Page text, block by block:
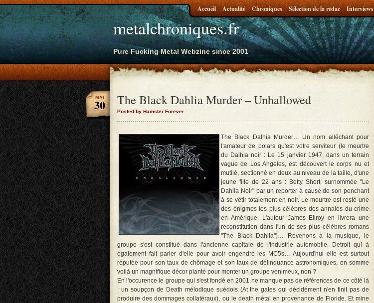
metalchroniques.fr
Pure Fucking Metal Webzine since 2001
Accueil Actualité Chroniques Sélection de la rédac Interviews
The Black Dahlia Murder – Unhallowed
Posted by Hamster Forever
MAI
30
The Black Dalhia Murder… Un nom alléchant pour
l'amateur de polars qu'est votre serviteur (le meurtre
du Dalhia noir : Le 15 janvier 1947, dans un terrain
vague de Los Angeles, est découvert le corps nu et
mutilé, sectionné en deux au niveau de la taille, d'une
jeune fille de 22 ans : Betty Short, surnommée "Le
Dahlia Noir" par un reporter à cause de son penchant
à se vêtir totalement en noir. Le meurtre est resté une
des énigmes les plus célèbres des annales du crime
en Amérique. L'auteur James Ellroy en livrera une
reconstitution dans l'un de ses plus célèbres romans
"The Black Dahlia")… Revenons à la musique, le
groupe s'est constitué dans l'ancienne capitale de l'industrie automobile, Detroit qui à
également fait parler d'elle pour avoir engendré les MC5s… Aujourd'hui elle est surtout
réputée pour son taux de chômage et son taux de délinquance astronomiques, en somme
voilà un magnifique décor planté pour monter un groupe venimeux, non ?
En l'occurence le groupe qui s'est fondé en 2001 ne manque pas de références de ce côté là
: un soupçon de Death mélodique suédois (At the gates qui décidément n'en finit pas de
produire des dommages collatéraux), ou le death métal en provenance de Floride. Et mine